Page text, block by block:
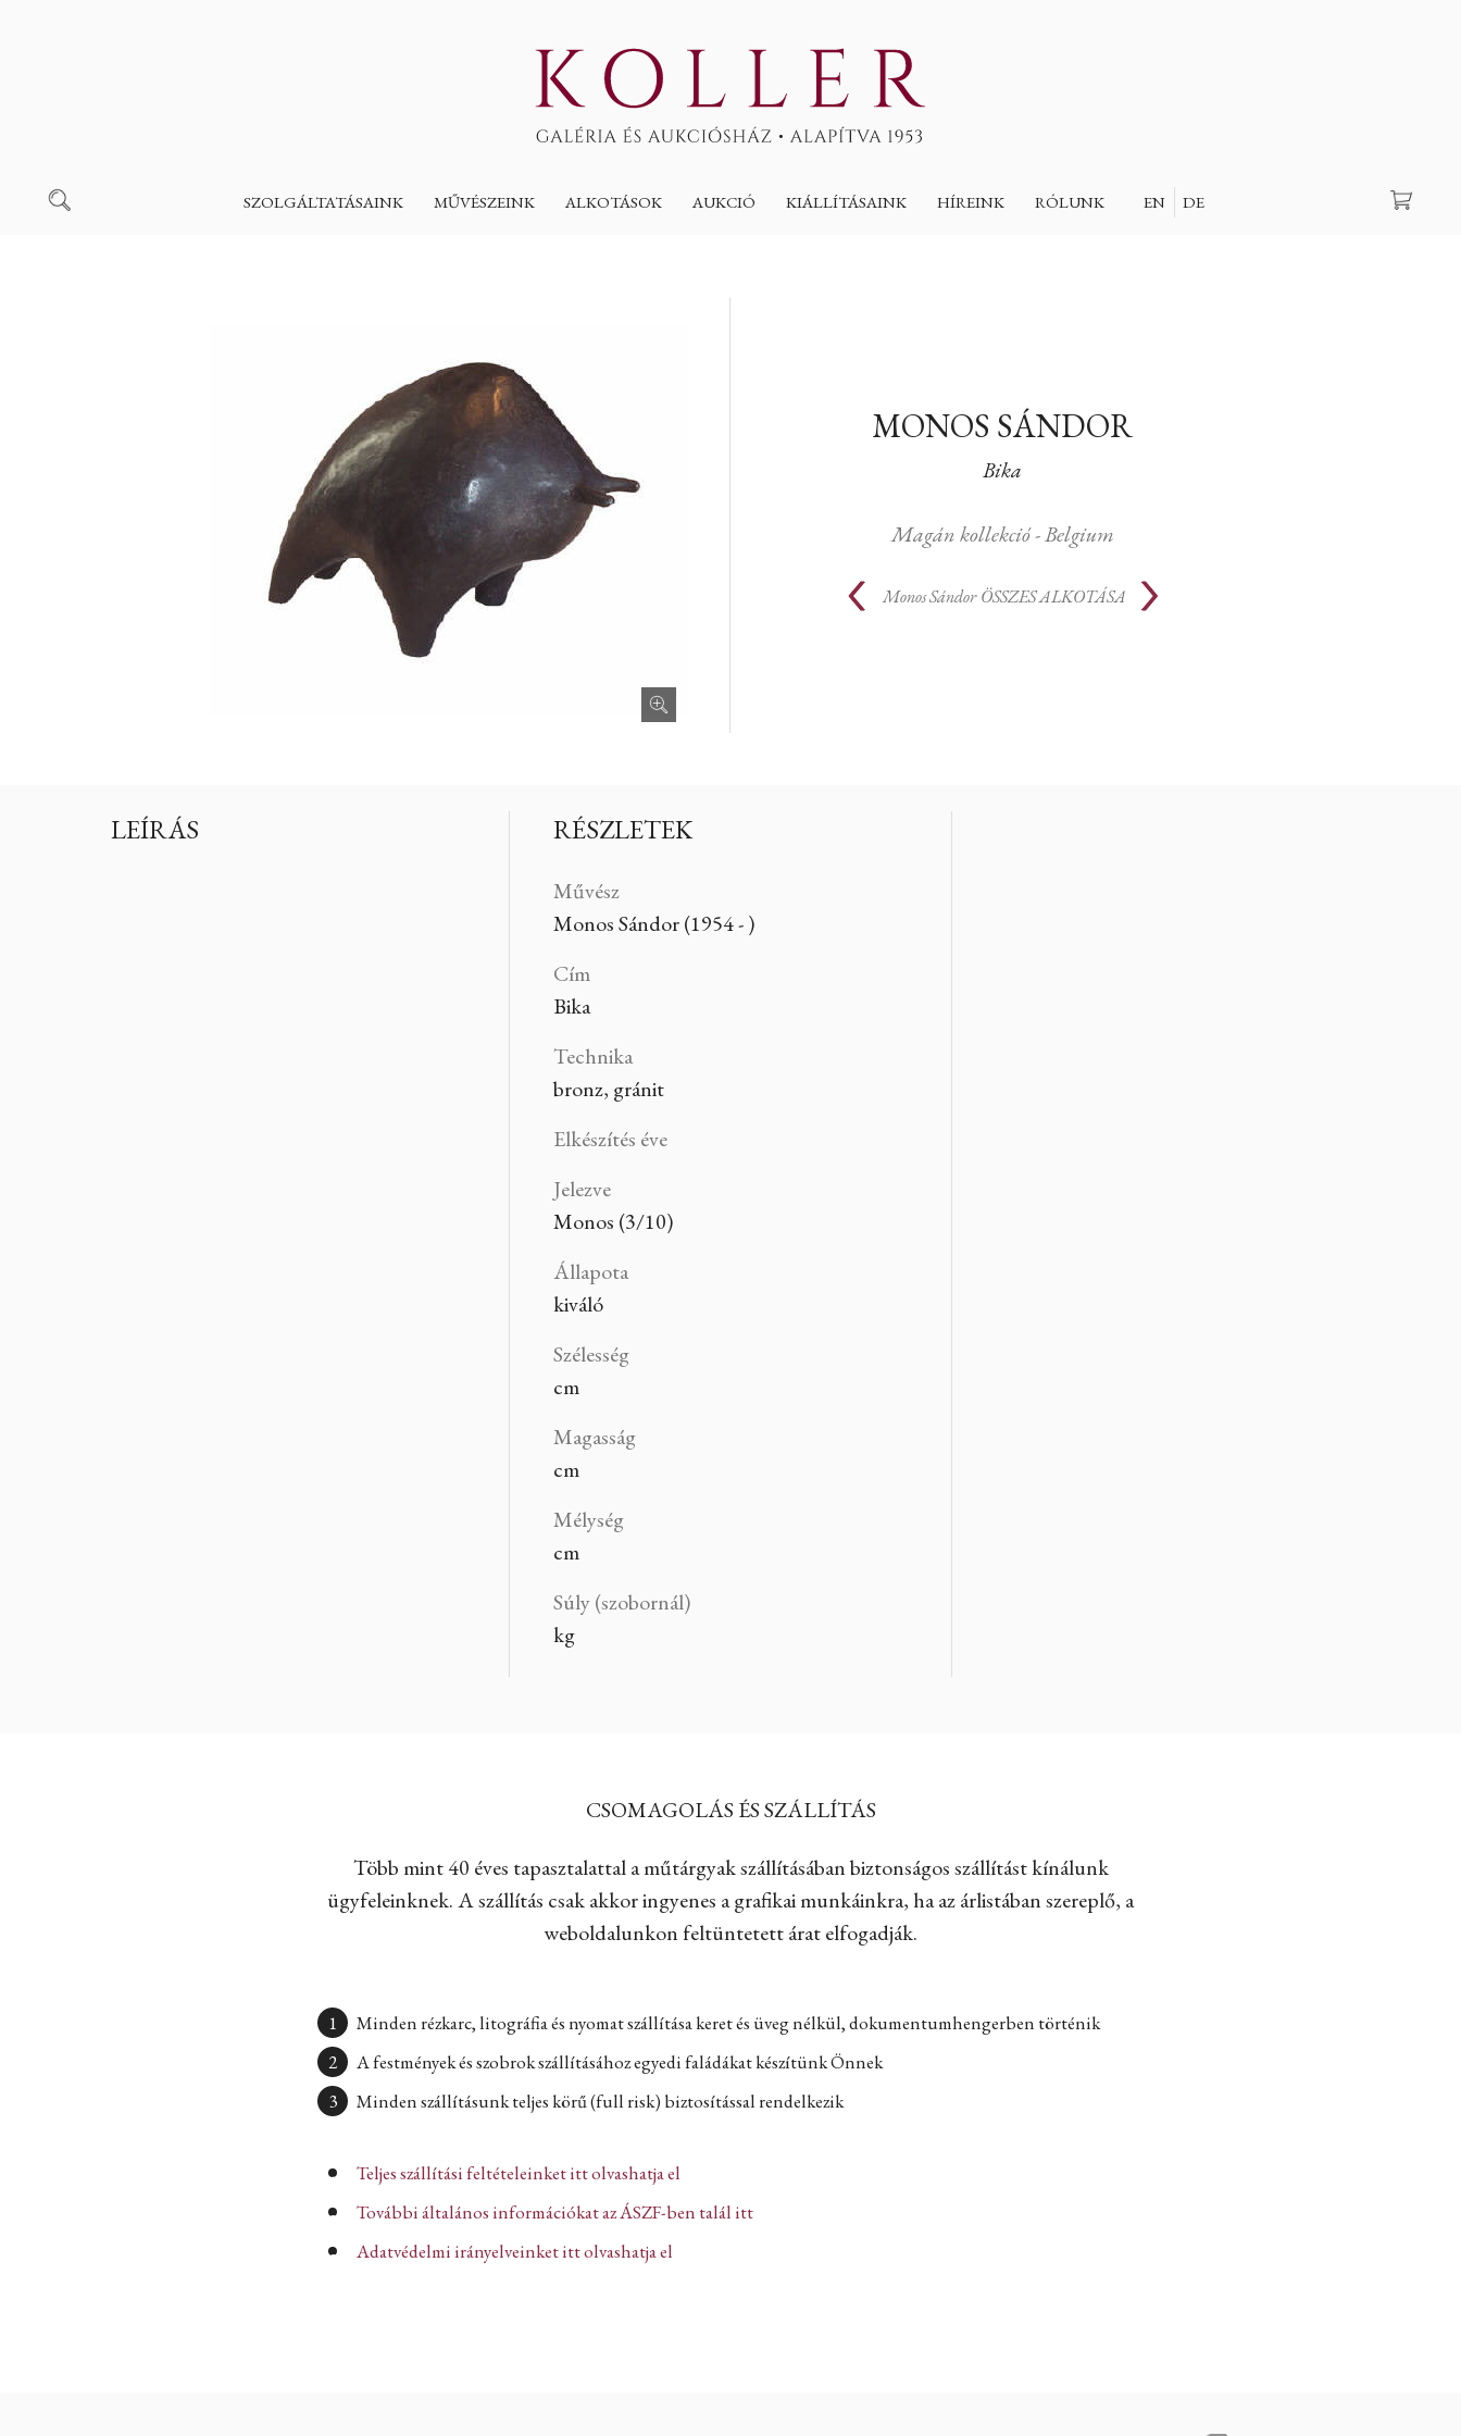
SZOLGÁLTATÁSAINK MŰVÉSZEINK ALKOTÁSOK AUKCIÓ KIÁLLÍTÁSAINK HÍREINK RÓLUNK EN DE
Keresés
MONOS SÁNDOR
Bika
Magán kollekció - Belgium
Monos Sándor ÖSSZES ALKOTÁSA
LEÍRÁS RÉSZLETEK
Művész
Monos Sándor (1954 - )
Cím
Bika
Technika
bronz, gránit
Elkészítés éve
Jelezve
Monos (3/10)
Állapota
kiváló
Szélesség
cm
Magasság
cm
Mélység
cm
Súly (szobornál)
kg
CSOMAGOLÁS ÉS SZÁLLÍTÁS
Több mint 40 éves tapasztalattal a műtárgyak szállításában biztonságos szállítást kínálunk
ügyfeleinknek. A szállítás csak akkor ingyenes a grafikai munkáinkra, ha az árlistában szereplő, a
weboldalunkon feltüntetett árat elfogadják.
Minden rézkarc, litográfia és nyomat szállítása keret és üveg nélkül, dokumentumhengerben történik
A festmények és szobrok szállításához egyedi faládákat készítünk Önnek
Minden szállításunk teljes körű (full risk) biztosítással rendelkezik
Teljes szállítási feltételeinket itt olvashatja el
További általános információkat az ÁSZF-ben talál itt
Adatvédelmi irányelveinket itt olvashatja el